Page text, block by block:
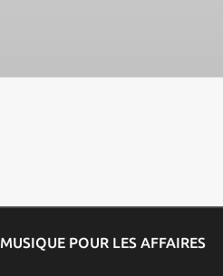
MUSIQUE POUR LES AFFAIRES